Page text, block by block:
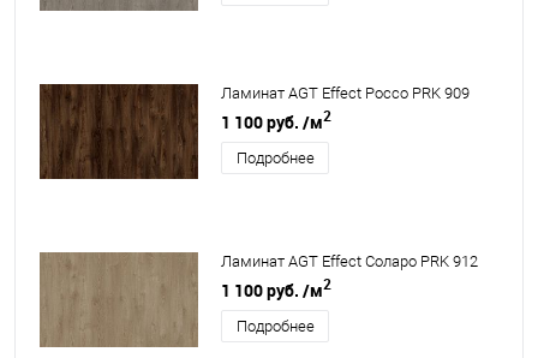
Ламинат AGT Effect Россо PRK 909
1 100 руб. /м2
Подробнее
Ламинат AGT Effect Соларо PRK 912
1 100 руб. /м2
Подробнее